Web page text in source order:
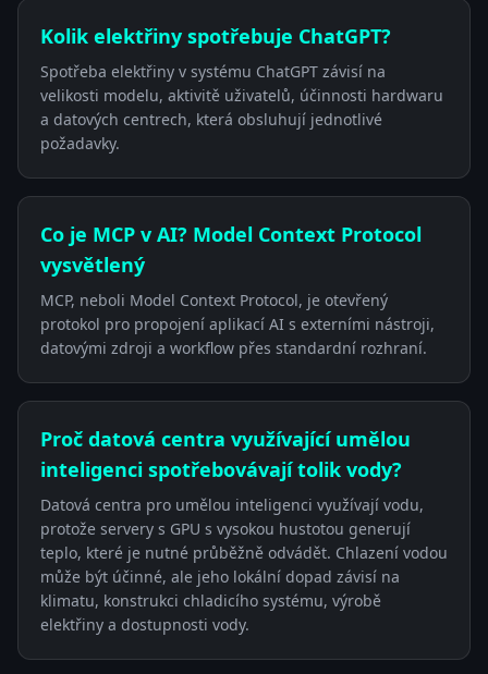
Kolik elektřiny spotřebuje ChatGPT?
Spotřeba elektřiny v systému ChatGPT závisí na
velikosti modelu, aktivitě uživatelů, účinnosti hardwaru
a datových centrech, která obsluhují jednotlivé
požadavky.
Co je MCP v AI? Model Context Protocol
vysvětlený
MCP, neboli Model Context Protocol, je otevřený
protokol pro propojení aplikací AI s externími nástroji,
datovými zdroji a workflow přes standardní rozhraní.
Proč datová centra využívající umělou
inteligenci spotřebovávají tolik vody?
Datová centra pro umělou inteligenci využívají vodu,
protože servery s GPU s vysokou hustotou generují
teplo, které je nutné průběžně odvádět. Chlazení vodou
může být účinné, ale jeho lokální dopad závisí na
klimatu, konstrukci chladicího systému, výrobě
elektřiny a dostupnosti vody.